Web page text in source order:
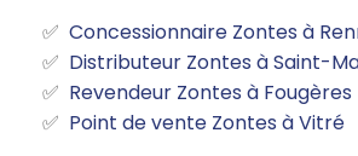
Concessionnaire Zontes à
Distributeur Zontes à Saint-
Revendeur Zontes à Fougères
Point de vente Zontes à Vitré